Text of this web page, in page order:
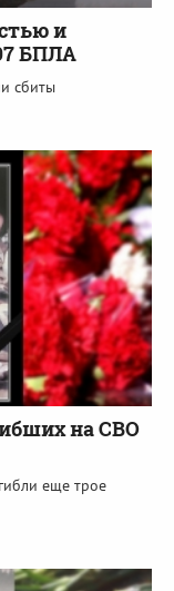
и
БПЛА
сбиты
на СВО
еще трое